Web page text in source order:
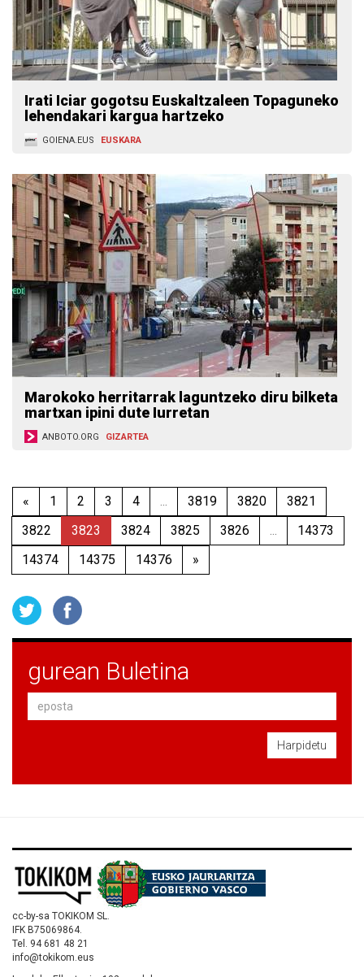
Irati Iciar gogotsu Euskaltzaleen Topaguneko
lehendakari kargua hartzeko
GOIENA.EUS EUSKARA
Marokoko herritarrak laguntzeko diru bilketa
martxan ipini dute Iurretan
ANBOTO.ORG GIZARTEA
« 1 2 3 4 ... 3819 3820
3821
3822
3823 3824 3825 3826 ...
14373
14374
14375 14376 »
gurean Buletina
Harpidetu
cc-by-sa TOKIKOM SL.
IFK B75069864.
Tel. 94 681 48 21
info@tokikom.eus